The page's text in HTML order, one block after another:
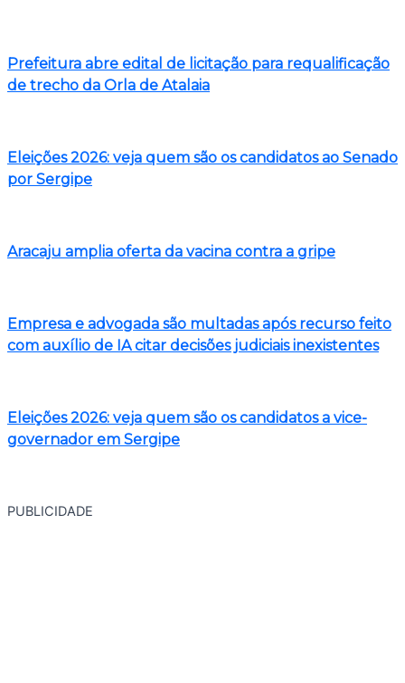
Prefeitura abre edital de licitação para requalificação
de trecho da Orla de Atalaia
Eleições 2026: veja quem são os candidatos ao Senado
por Sergipe
Aracaju amplia oferta da vacina contra a gripe
Empresa e advogada são multadas após recurso feito
com auxílio de IA citar decisões judiciais inexistentes
Eleições 2026: veja quem são os candidatos a vice-
governador em Sergipe
PUBLICIDADE